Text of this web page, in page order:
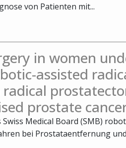
von Patienten mit...
in women
assisted
prostate
Medical Board (SMB)
bei Prostataentfernung und